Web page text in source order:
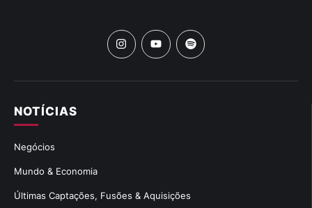
NOTÍCIAS
Negócios
Mundo & Economia
Últimas Captações, Fusões & Aquisições